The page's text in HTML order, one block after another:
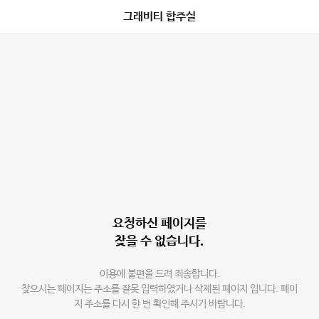
그래비티 합주실
요청하신 페이지를
찾을 수 없습니다.
이용에 불편을 드려 죄송합니다.
찾으시는 페이지는 주소를 잘못 입력하였거나 삭제된 페이지 입니다. 페이
지 주소를 다시 한 번 확인해 주시기 바랍니다.